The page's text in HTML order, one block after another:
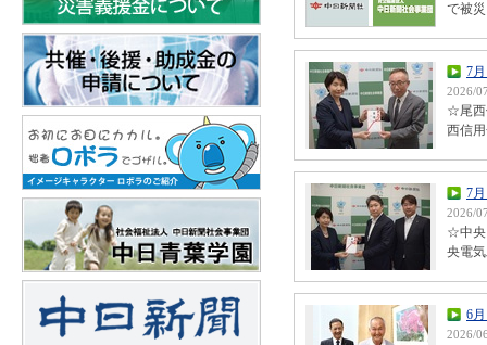
で被
7
2026/
☆尾西
西信
7
2026/
☆中央
央電
6
2026/